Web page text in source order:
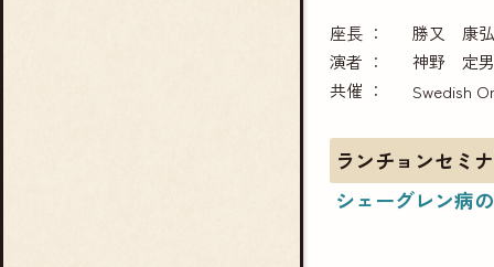
座長
勝又 康弘
演者
神野 定男
共催
Swedish
ランチョンセミ
シェーグレン病